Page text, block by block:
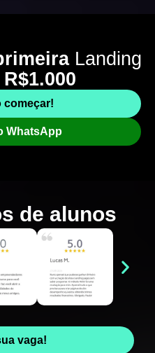
Landing
R$1.000
começar!
WhatsApp
de alunos
vaga!